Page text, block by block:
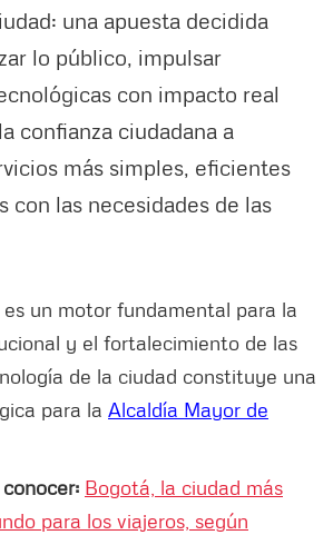
una apuesta decidida
lo público, impulsar
con impacto real
confianza ciudadana a
más simples, eficientes
con las necesidades de las
un motor fundamental para la
y el fortalecimiento de las
de la ciudad constituye una
para la Alcaldía Mayor de
Bogotá, la ciudad más
para los viajeros, según